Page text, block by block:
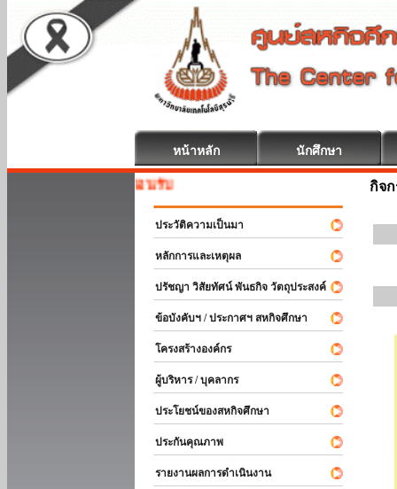
หน้าหลัก นักศึกษา
สหกิจศึกษา ยิ
ประวัติความเป็นมา
หลักการและเหตุผล
ปรัชญา วิสัยทัศน์ พันธกิจ วัตถุประสงค์
ข้อบังคับฯ / ประกาศฯ สหกิจศึกษา
โครงสร้างองค์กร
ผู้บริหาร / บุคลากร
ประโยชน์ของสหกิจศึกษา
ประกันคุณภาพ
รายงานผลการดำเนินงาน
กิจ